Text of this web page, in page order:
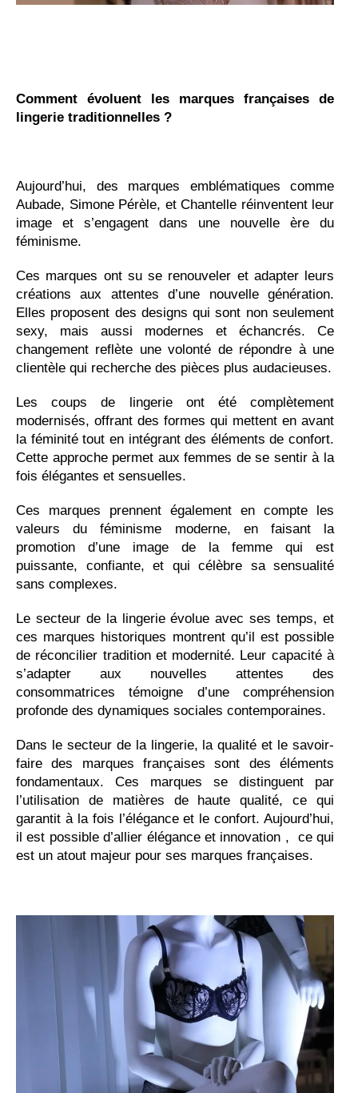
Comment évoluent les marques françaises de
lingerie traditionnelles ?
Aujourd’hui, des marques emblématiques comme
Aubade, Simone Pérèle, et Chantelle réinventent leur
image et s’engagent dans une nouvelle ère du
féminisme.
Ces marques ont su se renouveler et adapter leurs
créations aux attentes d’une nouvelle génération.
Elles proposent des designs qui sont non seulement
sexy, mais aussi modernes et échancrés. Ce
changement reflète une volonté de répondre à une
clientèle qui recherche des pièces plus audacieuses.
Les coups de lingerie ont été complètement
modernisés, offrant des formes qui mettent en avant
la féminité tout en intégrant des éléments de confort.
Cette approche permet aux femmes de se sentir à la
fois élégantes et sensuelles.
Ces marques prennent également en compte les
valeurs du féminisme moderne, en faisant la
promotion d’une image de la femme qui est
puissante, confiante, et qui célèbre sa sensualité
sans complexes.
Le secteur de la lingerie évolue avec ses temps, et
ces marques historiques montrent qu’il est possible
de réconcilier tradition et modernité. Leur capacité à
s’adapter aux nouvelles attentes des
consommatrices témoigne d’une compréhension
profonde des dynamiques sociales contemporaines.
Dans le secteur de la lingerie, la qualité et le savoir-
faire des marques françaises sont des éléments
fondamentaux. Ces marques se distinguent par
l’utilisation de matières de haute qualité, ce qui
garantit à la fois l’élégance et le confort. Aujourd’hui,
il est possible d’allier élégance et innovation , ce qui
est un atout majeur pour ses marques françaises.